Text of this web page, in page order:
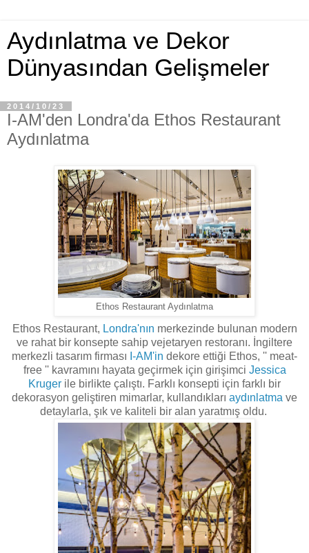
Aydınlatma ve Dekor
Dünyasından Gelişmeler
2014/10/23
I-AM'den Londra'da Ethos Restaurant
Aydınlatma
Ethos Restaurant Aydınlatma
Ethos Restaurant, Londra'nın merkezinde bulunan modern
ve rahat bir konsepte sahip vejetaryen restoranı. İngiltere
merkezli tasarım firması I-AM'in dekore ettiği Ethos, '' meat-
free '' kavramını hayata geçirmek için girişimci Jessica
Kruger ile birlikte çalıştı. Farklı konsepti için farklı bir
dekorasyon geliştiren mimarlar, kullandıkları aydınlatma ve
detaylarla, şık ve kaliteli bir alan yaratmış oldu.